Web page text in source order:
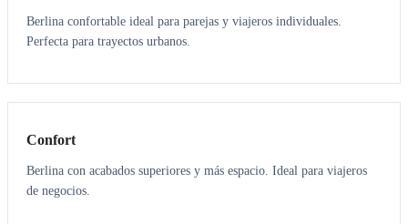
Berlina confortable ideal para parejas y viajeros individuales.
Perfecta para trayectos urbanos.
3 3
Confort
Berlina con acabados superiores y más espacio. Ideal para viajeros
de negocios.